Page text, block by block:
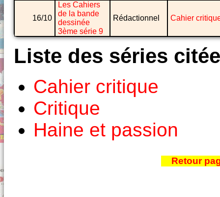
16/10
Les Cahiers
de la bande
dessinée
3ème série 9
Rédactionnel Cahier
Liste des séries
Cahier critique
Critique
Haine et passion
Retour